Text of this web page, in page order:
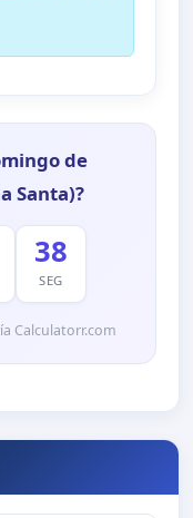
de
Santa)?
38
SEG
Calculatorr.com